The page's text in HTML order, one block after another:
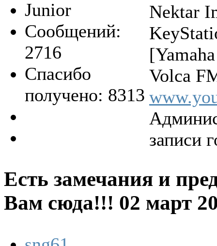
Junior
Сообщений:
2716
Спасибо
получено: 8313
Nektar
Volca
записи
Есть замечания и
Вам сюда!!! 02 март